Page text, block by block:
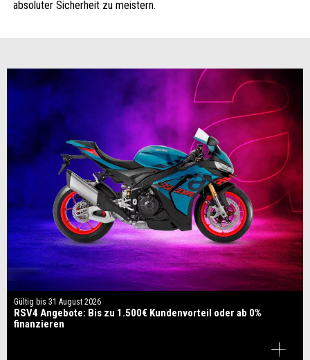
absoluter Sicherheit zu meistern.
Gültig bis 31 August 2026
RSV4 Angebote: Bis zu 1.500€ Kundenvorteil oder ab 0%
finanzieren